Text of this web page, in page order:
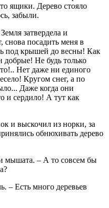
ящики. Дерево стояло
забыли.
затвердела и
снова посадить меня в
под крышей до весны! Как
Не будь только
Нет даже ни единого
Кругом снег, а по
Даже когда они
и сердило! А тут как
и выскочил из норки, за
обнюхивать дерево
мышата. – А то совсем бы
– Есть много деревьев